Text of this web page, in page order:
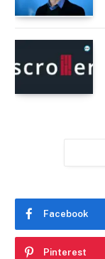
Facebook
Pinterest